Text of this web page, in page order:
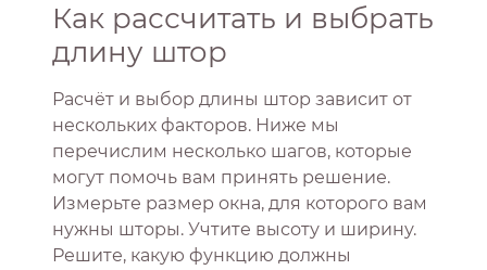
Как рассчитать и выбрать
длину штор
Расчёт и выбор длины штор зависит от
нескольких факторов. Ниже мы
перечислим несколько шагов, которые
могут помочь вам принять решение.
Измерьте размер окна, для которого вам
нужны шторы. Учтите высоту и ширину.
Решите, какую функцию должны